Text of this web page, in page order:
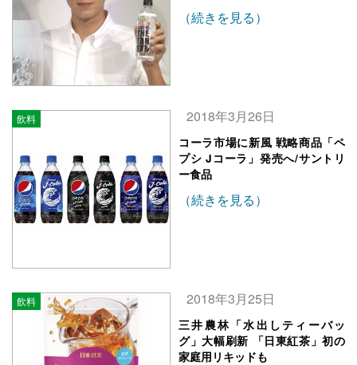
（続きを見る）
飲料 2018年3月26日
コーラ市場に新風 戦略商品「ペ
プシ Jコーラ」発売へ/サントリ
ー食品
（続きを見る）
飲料 2018年3月25日
三井農林「水出しティーバッ
グ」大幅刷新 「日東紅茶」初の
家庭用リキッドも